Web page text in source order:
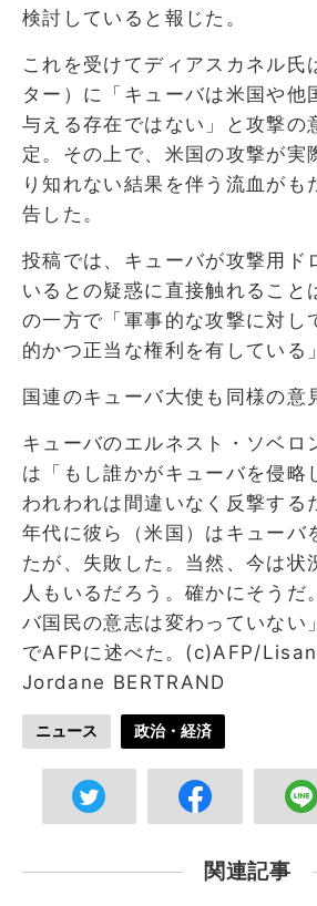
検討していると報じた。
これを受けてディアスカネル氏
ター）に「キューバは米国や他
与える存在ではない」と攻撃の
定。その上で、米国の攻撃が実
り知れない結果を伴う流血がも
告した。
投稿では、キューバが攻撃用ド
いるとの疑惑に直接触れること
の一方で「軍事的な攻撃に対し
的かつ正当な権利を有している
国連のキューバ大使も同様の意
キューバのエルネスト・ソベロ
は「もし誰かがキューバを侵略
われわれは間違いなく反撃する
年代に彼ら（米国）はキューバ
たが、失敗した。当然、今は状
人もいるだろう。確かにそうだ
バ国民の意志は変わっていない
でAFPに述べた。(c)AFP/
Jordane BERTRAND
ニュース 政治・経済
関連記事